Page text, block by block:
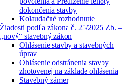
dokončenia stavby
Kolaudačné rozhodnutie
Žiadosti podľa zákona č. 25/2025 Zb. –
„nový“ stavebný zákon
Ohlásenie stavby a stavebných
úprav
Ohlásenie odstránenia stavby
zhotovenej na základe ohlásenia
Stavebný zámer